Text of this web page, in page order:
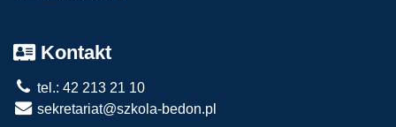
Kontakt
tel.: 42 213 21 10
sekretariat@szkola-bedon.pl